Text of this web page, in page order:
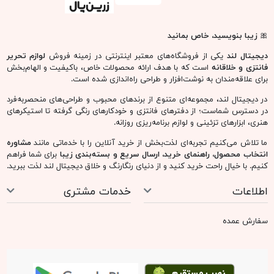
🎀زیبا بنویسید، خاص بمانید
دیجیتال لند یکی از فروشگاه‌های معتبر اینترنتی در زمینه فروش لوازم تحریر
فانتزی و خلاقانه است که با هدف ارائه محصولات خاص، باکیفیت و الهام‌بخش
برای علاقه‌مندان به نوشت‌افزار و طراحی راه‌اندازی شده است.
در دیجیتال لند، مجموعه‌ای متنوع از برندهای محبوب و طراحی‌های منحصربه‌فرد
در دسترس شماست؛ از دفترهای فانتزی و خودکارهای رنگی گرفته تا استیکرهای
هنری، ابزارهای تزئینی و لوازم برنامه‌ریزی روزانه.
ما تلاش می‌کنیم تجربه‌ای لذت‌بخش از خرید آنلاین را با خدماتی مانندمشاوره
انتخاب محصول، راهنمای خرید، ارسال سریع و بسته‌بندی زیبا برای شما فراهم
کنیم. با خیال راحت خرید کنید و از دنیای رنگارنگ و خلاق دیجیتال لند لذت ببرید.
اطلاعات خدمات مشتری
سفارش عمده